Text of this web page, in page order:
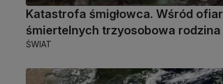
Katastrofa śmigłowca. Wśród ofiar
śmiertelnych trzyosobowa rodzina
ŚWIAT